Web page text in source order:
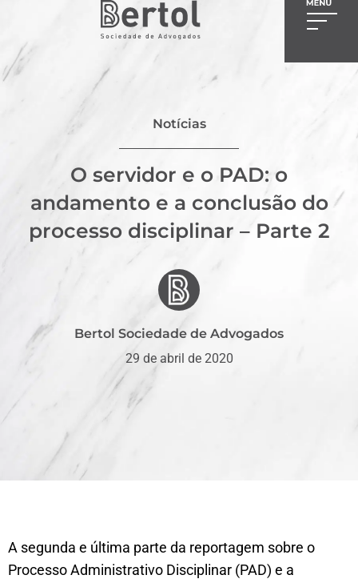
Notícias
O servidor e o PAD: o
andamento e a conclusão do
processo disciplinar – Parte 2
Bertol Sociedade de Advogados
29 de abril de 2020
A segunda e última parte da reportagem sobre o
Processo Administrativo Disciplinar (PAD) e a